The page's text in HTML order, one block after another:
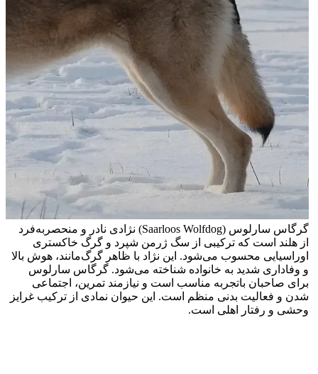
گرگاس سارلوس (Saarloos Wolfdog) نژادی نادر و منحصر‌به‌فرد
از هلند است که ترکیبی از سگ ژرمن شپرد و گرگ خاکستری
اوراسیایی محسوب می‌شود. این نژاد با ظاهر گرگ‌مانند، هوش بالا
و وفاداری شدید به خانواده شناخته می‌شود. گرگاس سارلوس
برای صاحبان باتجربه مناسب است و نیازمند تمرین، اجتماعی
شدن و فعالیت بدنی منظم است. این حیوان نمادی از ترکیب غرایز
وحشی و رفتار اهلی است.